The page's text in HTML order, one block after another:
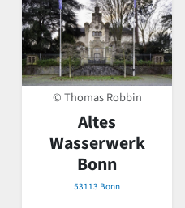
© Thomas Robbin
Altes
Wasserwerk
Bonn
53113 Bonn